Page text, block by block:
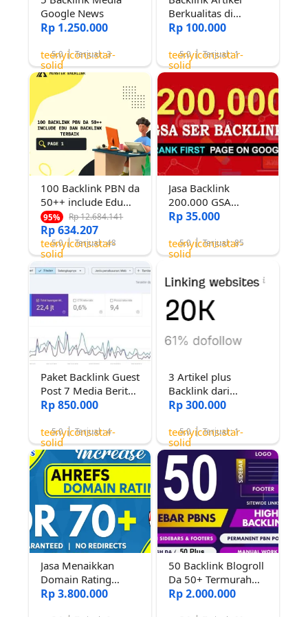
Google News
Rp 1.250.000
teenyicons:star-
solid
5.0 Terjual : 3
Berkualitas di
Domain Rating 80
Rp 100.000
teenyicons:star-
solid
5.0 Terjual : 1
100 Backlink PBN da
50++ include Edu
dan Backlink Terbaik
95% Rp 12.684.141
Rp 634.207
teenyicons:star-
solid
5.0 Terjual : 48
Jasa Backlink
200.000 GSA
verified untuk
dan youtube
Termurah
Rp 35.000
teenyicons:star-
solid
5.0 Terjual : 85
Paket Backlink Guest
Post 7 Media Berita
BertrafikTinggi
Rp 850.000
teenyicons:star-
solid
5.0 Terjual : 4
3 Artikel plus
Backlink dari
Website Aktif
Dmain Rating 80
dan 94
Rp 300.000
teenyicons:star-
solid
5.0 Terjual : 1
Jasa Menaikkan
Domain Rating
(Ahref) 70+
Rp 3.800.000
50 Backlink Blogroll
Da 50+ Termurah
Bergaransi
Rp 2.000.000